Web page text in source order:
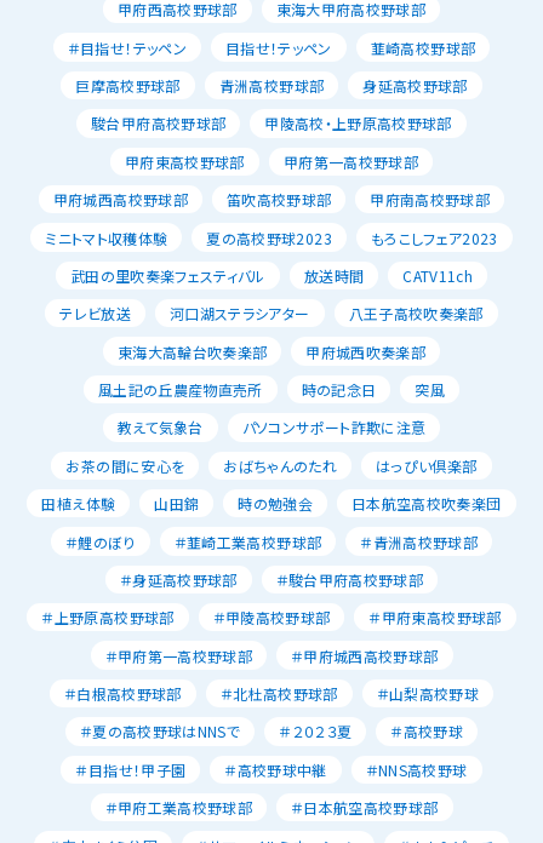
甲府西高校野球部
東海大甲府高校野球部
＃目指せ！テッペン
目指せ！テッペン
韮崎高校野球部
巨摩高校野球部
青洲高校野球部
身延高校野球部
駿台甲府高校野球部
甲陵高校・上野原高校野球部
甲府東高校野球部
甲府第一高校野球部
甲府城西高校野球部
笛吹高校野球部
甲府南高校野球部
ミニトマト収穫体験
夏の高校野球2023
もろこしフェア2023
武田の里吹奏楽フェスティバル
放送時間
CATV11ch
テレビ放送
河口湖ステラシアター
八王子高校吹奏楽部
東海大高輪台吹奏楽部
甲府城西吹奏楽部
風土記の丘農産物直売所
時の記念日
突風
教えて気象台
パソコンサポート詐欺に注意
お茶の間に安心を
おばちゃんのたれ
はっぴい倶楽部
田植え体験
山田錦 時の勉強会
日本航空高校吹奏楽団
＃鯉のぼり
＃韮崎工業高校野球部
＃青洲高校野球部
＃身延高校野球部
＃駿台甲府高校野球部
＃上野原高校野球部
＃甲陵高校野球部
＃甲府東高校野球部
＃甲府第一高校野球部
＃甲府城西高校野球部
＃白根高校野球部
＃北杜高校野球部
＃山梨高校野球
＃夏の高校野球はNNSで
＃２０２３夏
＃高校野球
＃目指せ！甲子園
＃高校野球中継
＃NNS高校野球
＃甲府工業高校野球部
＃日本航空高校野球部